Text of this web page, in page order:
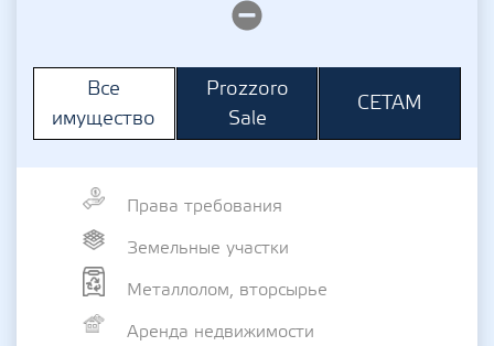
Все
имущество
Prozzoro
Sale
СЕТАМ
Права требования
Земельные участки
Металлолом, вторсырье
Аренда недвижимости